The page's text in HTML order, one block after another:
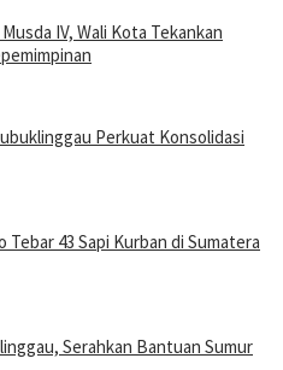
IV, Wali Kota Tekankan
Perkuat Konsolidasi
Tebar 43 Sapi Kurban di Sumatera
Serahkan Bantuan Sumur